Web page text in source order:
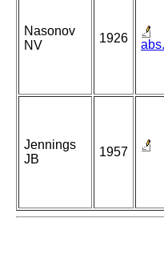
Nasonov
NV
1926 abs.
Jennings
JB
1957